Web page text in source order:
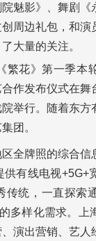
魅影》、舞剧《
周边礼包，和演
大量的关注。
繁花》第一季本
作发布仪式在舞
举行。随着东方
团。
全牌照的综合信
有线电视+5G+
传统，一直探索
多样化需求。上
演出营销、艺人